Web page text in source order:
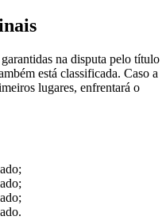
na disputa pelo título
está classificada. Caso a
lugares, enfrentará o